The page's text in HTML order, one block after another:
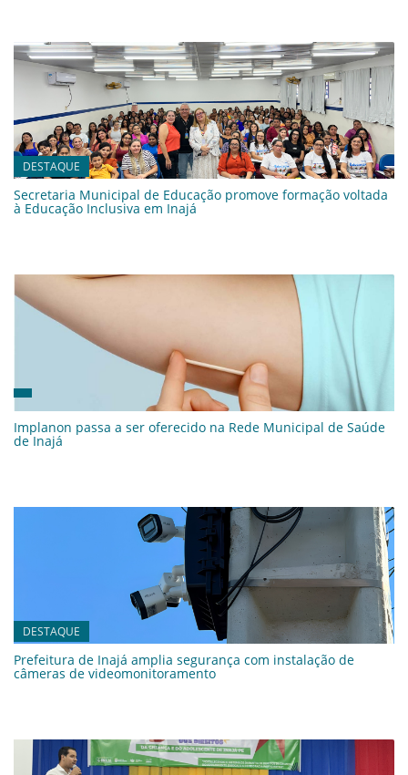
DESTAQUE
Secretaria Municipal de Educação promove formação voltada
à Educação Inclusiva em Inajá
Implanon passa a ser oferecido na Rede Municipal de Saúde
de Inajá
DESTAQUE
Prefeitura de Inajá amplia segurança com instalação de
câmeras de videomonitoramento